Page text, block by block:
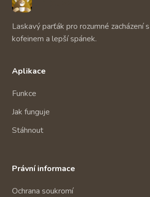
Laskavý parťák pro rozumné zacházení s
kofeinem a lepší spánek.
Aplikace
Funkce
Jak funguje
Stáhnout
Právní informace
Ochrana soukromí